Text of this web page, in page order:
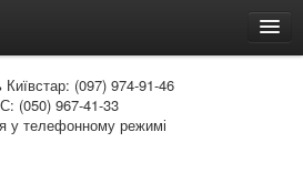
Київстар: (097) 974-91-46
(050) 967-41-33
у телефонному режимі